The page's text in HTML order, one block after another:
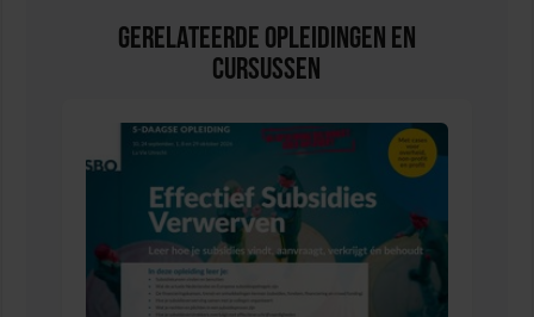
Gerelateerde Opleidingen en
Cursussen